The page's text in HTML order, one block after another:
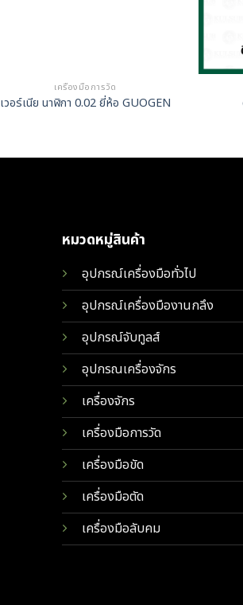
เครื่องมือการวัด
เวอร์เนีย นาฬิกา 0.02 ยี่ห้อ GUOGEN
หมวดหมู่สินค้า
อุปกรณ์เครื่องมือทั่วไป
อุปกรณ์เครื่องมืองานกลึง
อุปกรณ์จับทูลส์
อุปกรณเครื่องจักร
เครื่องจักร
เครื่องมือการวัด
เครื่องมือขัด
เครื่องมือตัด
เครื่องมือลับคม